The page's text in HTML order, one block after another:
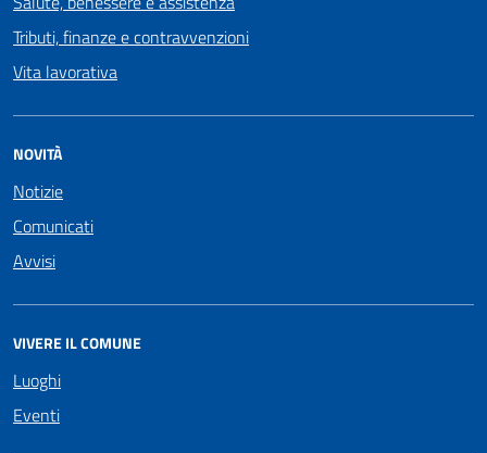
Tributi, finanze e contravvenzioni
Vita lavorativa
NOVITÀ
Notizie
Comunicati
Avvisi
VIVERE IL COMUNE
Luoghi
Eventi